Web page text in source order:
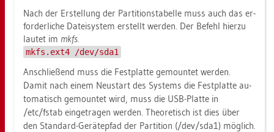
Nach der Er­stel­lung der Par­ti­ti­ons­ta­bel­le muss auch das er­
for­der­li­che Da­tei­sys­tem er­stellt wer­den. Der Be­fehl hier­zu
lau­tet im mkfs.
mkfs.ext4 /dev/sda1
An­schlie­ßend muss die Fest­plat­te ge­moun­tet wer­den.
Damit nach einem Neu­start des Sys­tems die Fest­plat­te au­
to­ma­tisch ge­moun­tet wird, muss die USB-Plat­te in
/etc/fstab ein­ge­tra­gen wer­den. Theo­re­tisch ist dies über
den Stan­dard-Ge­rä­te­pfad der Par­ti­ti­on (/dev/sda1) mög­lich.